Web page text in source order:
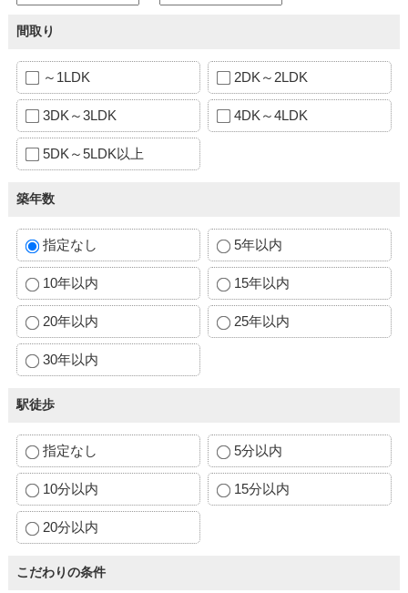
間取り
～1LDK 2DK～2LDK
3DK～3LDK 4DK～4LDK
5DK～5LDK以上
築年数
指定なし 5年以内
10年以内 15年以内
20年以内 25年以内
30年以内
駅徒歩
指定なし 5分以内
10分以内 15分以内
20分以内
こだわりの条件